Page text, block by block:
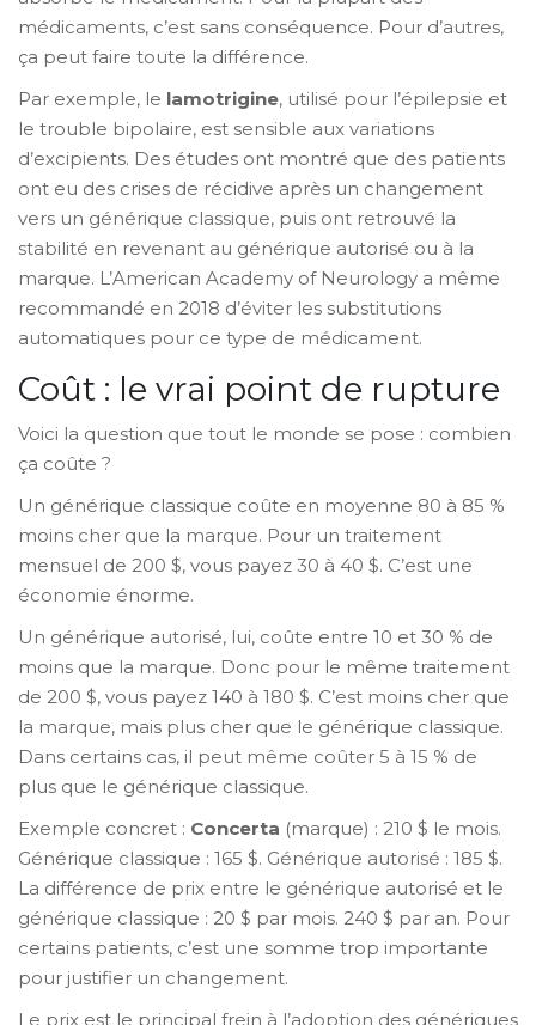
médicaments, c’est sans conséquence. Pour d’autres,
ça peut faire toute la différence.
Par exemple, le lamotrigine, utilisé pour l’épilepsie et
le trouble bipolaire, est sensible aux variations
d’excipients. Des études ont montré que des patients
ont eu des crises de récidive après un changement
vers un générique classique, puis ont retrouvé la
stabilité en revenant au générique autorisé ou à la
marque. L’American Academy of Neurology a même
recommandé en 2018 d’éviter les substitutions
automatiques pour ce type de médicament.
Coût : le vrai point de rupture
Voici la question que tout le monde se pose : combien
ça coûte ?
Un générique classique coûte en moyenne 80 à 85 %
moins cher que la marque. Pour un traitement
mensuel de 200 $, vous payez 30 à 40 $. C’est une
économie énorme.
Un générique autorisé, lui, coûte entre 10 et 30 % de
moins que la marque. Donc pour le même traitement
de 200 $, vous payez 140 à 180 $. C’est moins cher que
la marque, mais plus cher que le générique classique.
Dans certains cas, il peut même coûter 5 à 15 % de
plus que le générique classique.
Exemple concret : Concerta (marque) : 210 $ le mois.
Générique classique : 165 $. Générique autorisé : 185 $.
La différence de prix entre le générique autorisé et le
générique classique : 20 $ par mois. 240 $ par an. Pour
certains patients, c’est une somme trop importante
pour justifier un changement.
Le prix est le principal frein à l’adoption des génériques